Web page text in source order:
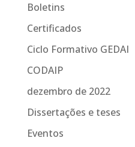
Boletins
Certificados
Ciclo Formativo GEDAI
CODAIP
dezembro de 2022
Dissertações e teses
Eventos